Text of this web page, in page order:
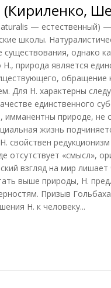
— естественный)
школы.
существования, однако
Н., природа является
Для Н. характерны
единственного
природе, не
жизнь
свойствен
отсутствует «смысл»,
взгляд на мир
выше природы, Н.
Призыв
Н. к человеку...